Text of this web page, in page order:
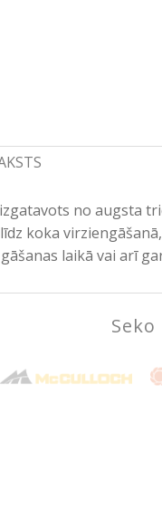
no augsta
koka
laikā vai arī